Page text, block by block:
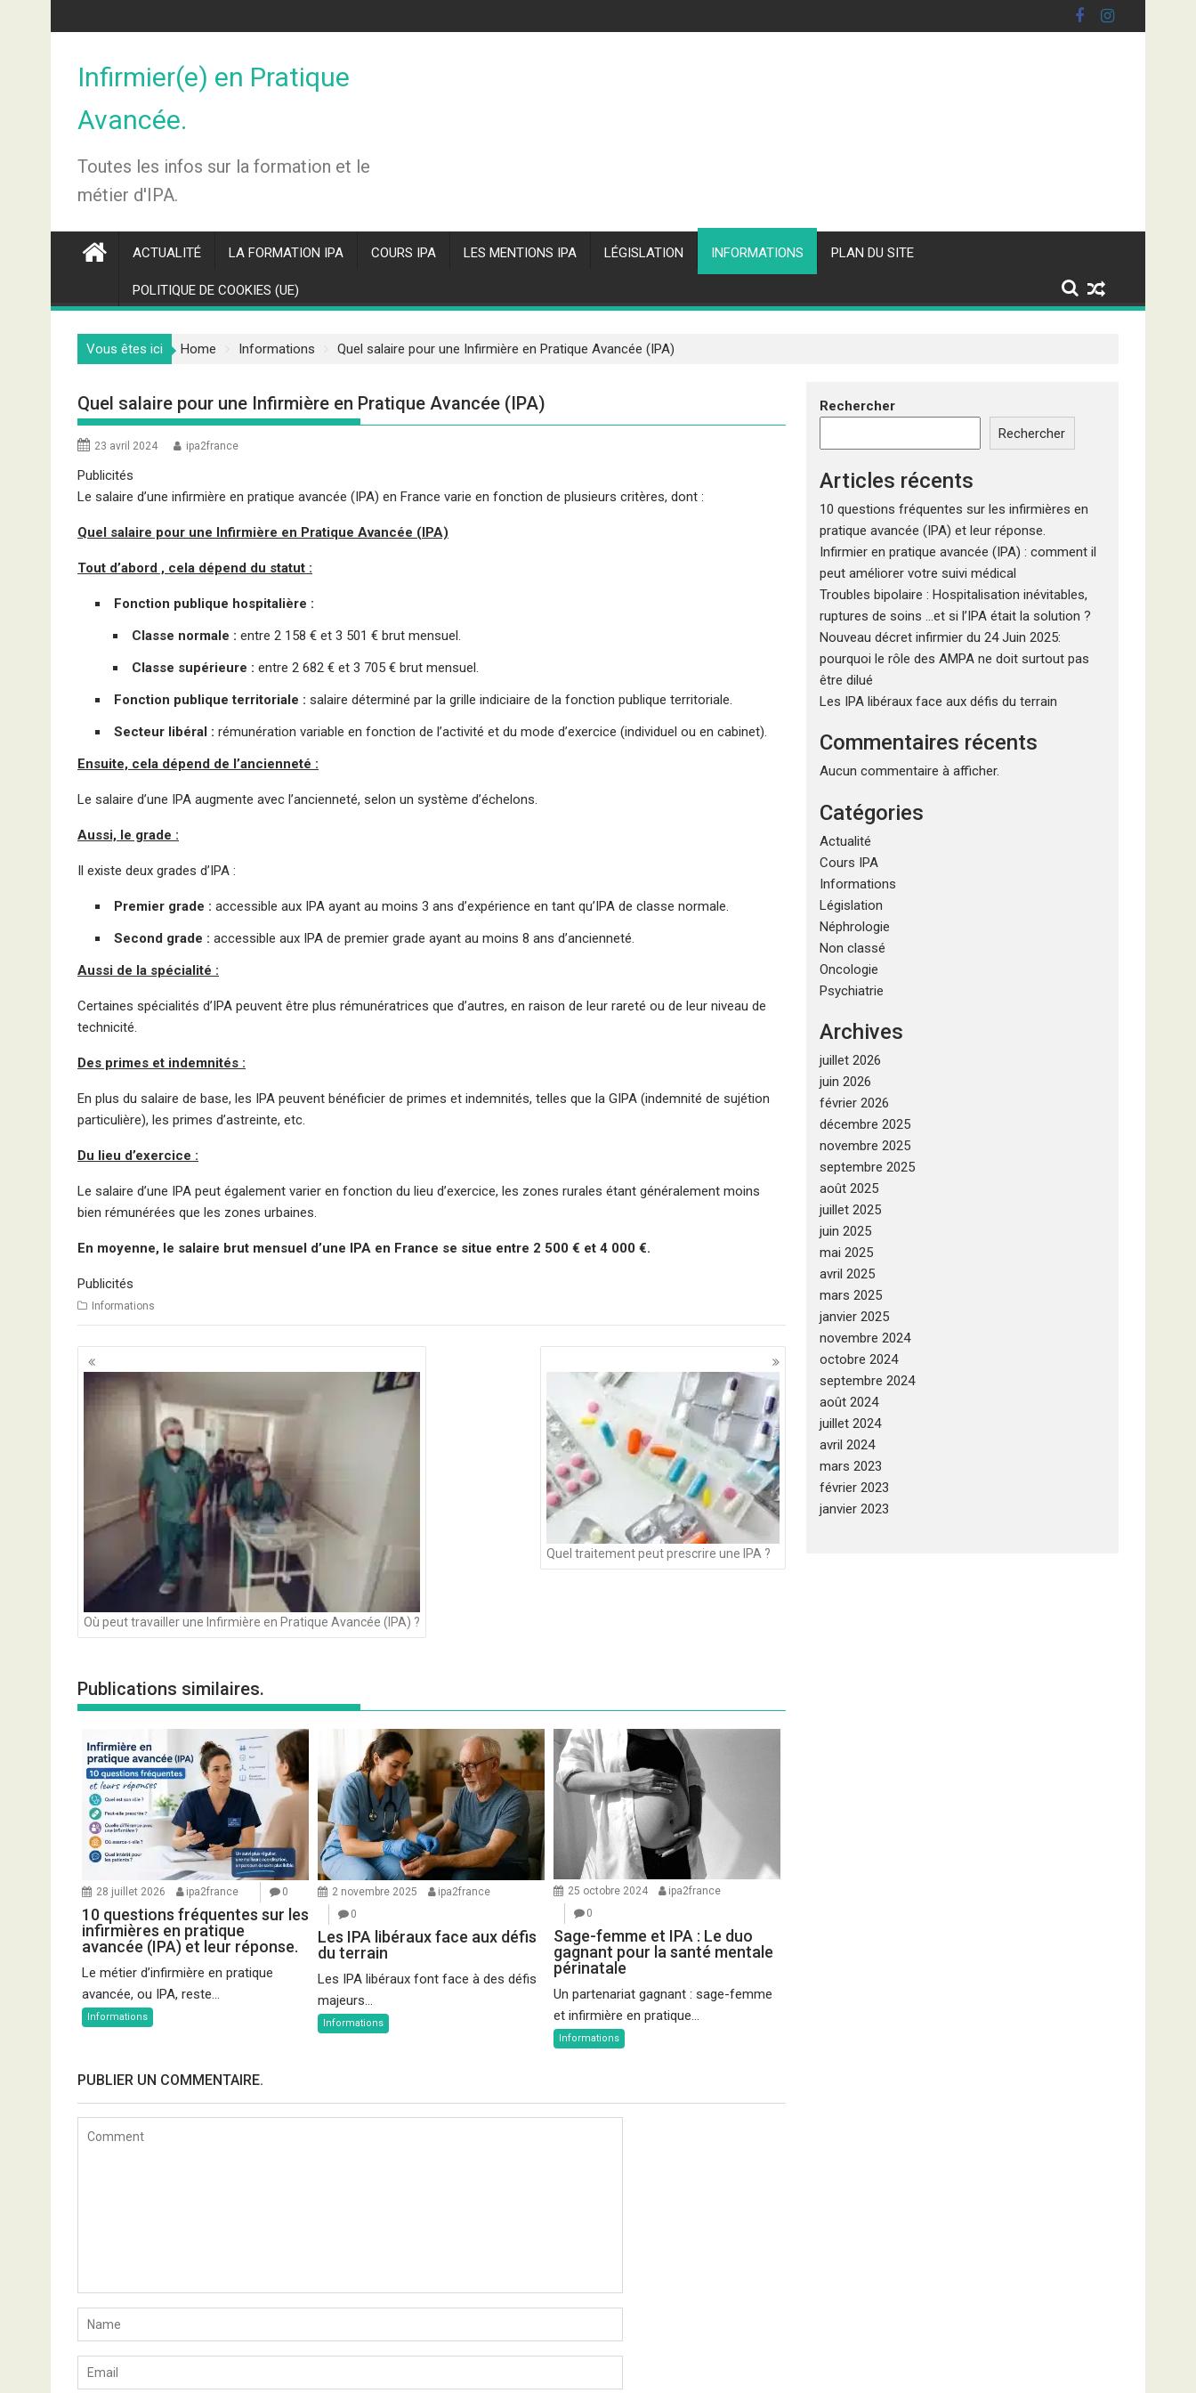
to
Infirmier(e) en Pratique
Avancée.
Toutes les infos sur la formation et le
métier d'IPA.
ACTUALITÉ LA FORMATION IPA COURS IPA LES MENTIONS IPA LÉGISLATION INFORMATIONS PLAN DU SITE
POLITIQUE DE COOKIES (UE)
Vous êtes ici Home Informations Quel salaire pour une Infirmière en Pratique Avancée (IPA)
Quel salaire pour une Infirmière en Pratique Avancée (IPA)
23 avril 2024 ipa2france
Publicités
Le salaire d’une infirmière en pratique avancée (IPA) en France varie en fonction de plusieurs critères, dont :
Quel salaire pour une Infirmière en Pratique Avancée (IPA)
Tout d’abord , cela dépend du statut :
Fonction publique hospitalière :
Classe normale : entre 2 158 € et 3 501 € brut mensuel.
Classe supérieure : entre 2 682 € et 3 705 € brut mensuel.
Fonction publique territoriale : salaire déterminé par la grille indiciaire de la fonction publique territoriale.
Secteur libéral : rémunération variable en fonction de l’activité et du mode d’exercice (individuel ou en cabinet).
Ensuite, cela dépend de l’ancienneté :
Le salaire d’une IPA augmente avec l’ancienneté, selon un système d’échelons.
Aussi, le grade :
Il existe deux grades d’IPA :
Premier grade : accessible aux IPA ayant au moins 3 ans d’expérience en tant qu’IPA de classe normale.
Second grade : accessible aux IPA de premier grade ayant au moins 8 ans d’ancienneté.
Aussi de la spécialité :
Certaines spécialités d’IPA peuvent être plus rémunératrices que d’autres, en raison de leur rareté ou de leur niveau de
technicité.
Des primes et indemnités :
En plus du salaire de base, les IPA peuvent bénéficier de primes et indemnités, telles que la GIPA (indemnité de sujétion
particulière), les primes d’astreinte, etc.
Du lieu d’exercice :
Le salaire d’une IPA peut également varier en fonction du lieu d’exercice, les zones rurales étant généralement moins
bien rémunérées que les zones urbaines.
En moyenne, le salaire brut mensuel d’une IPA en France se situe entre 2 500 € et 4 000 €.
Publicités
Informations
Navigation
des
articles
Où peut travailler une Infirmière en Pratique Avancée (IPA) ?
Quel traitement peut prescrire une IPA ?
Publications similaires.
28 juillet 2026 ipa2france 0
10 questions fréquentes sur les
infirmières en pratique
avancée (IPA) et leur réponse.
Le métier d’infirmière en pratique
avancée, ou IPA, reste...
Informations
2 novembre 2025
ipa2france
0
Les IPA libéraux face aux défis
du terrain
Les IPA libéraux font face à des défis
majeurs...
Informations
25 octobre 2024
ipa2france
0
Sage-femme et IPA : Le duo
gagnant pour la santé mentale
périnatale
Un partenariat gagnant : sage-femme
et infirmière en pratique...
Informations
PUBLIER UN COMMENTAIRE.
Rechercher
Rechercher
Articles récents
10 questions fréquentes sur les infirmières en
pratique avancée (IPA) et leur réponse.
Infirmier en pratique avancée (IPA) : comment il
peut améliorer votre suivi médical
Troubles bipolaire : Hospitalisation inévitables,
ruptures de soins …et si l’IPA était la solution ?
Nouveau décret infirmier du 24 Juin 2025:
pourquoi le rôle des AMPA ne doit surtout pas
être dilué
Les IPA libéraux face aux défis du terrain
Commentaires récents
Aucun commentaire à afficher.
Catégories
Actualité
Cours IPA
Informations
Législation
Néphrologie
Non classé
Oncologie
Psychiatrie
Archives
juillet 2026
juin 2026
février 2026
décembre 2025
novembre 2025
septembre 2025
août 2025
juillet 2025
juin 2025
mai 2025
avril 2025
mars 2025
janvier 2025
novembre 2024
octobre 2024
septembre 2024
août 2024
juillet 2024
avril 2024
mars 2023
février 2023
janvier 2023